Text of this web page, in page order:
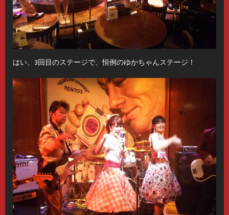
はい、3回目のステージで、恒例のゆかちゃんステージ！